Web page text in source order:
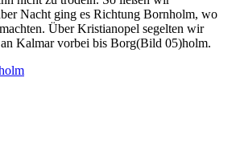
Nacht ging es Richtung Bornholm, wo
Über Kristianopel segelten wir
Kalmar vorbei bis Borg(Bild 05)holm.